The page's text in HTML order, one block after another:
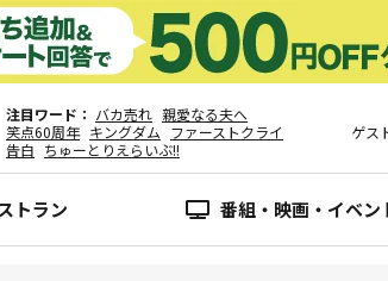
注目ワード バカ売れ 親愛なる夫へ
笑点60周年 キングダム ファーストクライ
告白 ちゅーとりえらいぶ!!
ゲス
トラン 番組・映画・イベン